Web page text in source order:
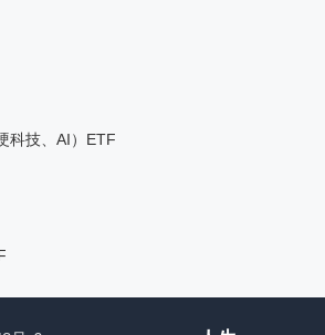
科技、AI）ETF